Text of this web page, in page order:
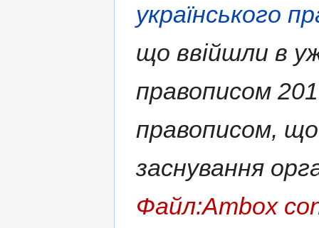
українського
що ввійшли в
правописом
правописом,
заснування
Файл:Ambox